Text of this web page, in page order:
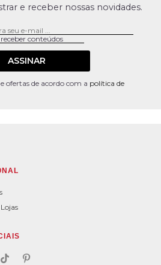
e receber nossas novidades.
ASSINAR
ofertas de acordo com a política de